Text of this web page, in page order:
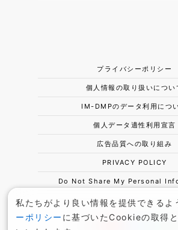
プライバシーポリシー
個人情報の取り扱いについ
IM-DMPのデータ利用につ
個人データ適性利用宣言
広告品質への取り組み
PRIVACY POLICY
Do Not Share My Personal
私たちがより良い情報を提供できるよ
ーポリシー に基づいたCookieの取得